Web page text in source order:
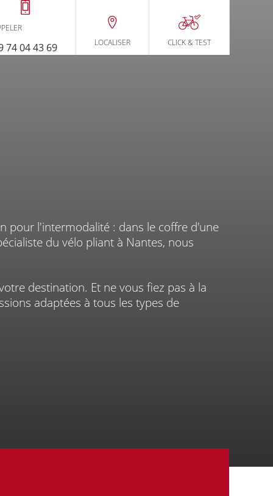
BEAUJOIRE
de
Financement Assurance
74 04 43 69 LOCALISER CLICK& TEST
pour l'intermodalité : dans le coffre d'une
du vélo pliant à Nantes, nous
destination. Et ne vous fiez pas à la
adaptées à tous les types de